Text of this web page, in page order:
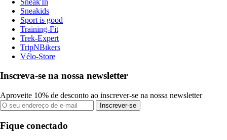
Sneakids
Sport is good
Training-Fit
Trek-Expert
TripNBikers
Vélo-Store
Inscreva-se na nossa newsletter
Aproveite 10% de desconto ao inscrever-se na nossa newsletter
Inscrever-se
Fique conectado